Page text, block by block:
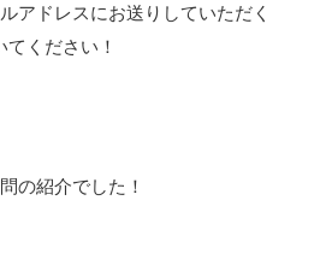
アドレスにお送りしていただく
ください！
の紹介でした！